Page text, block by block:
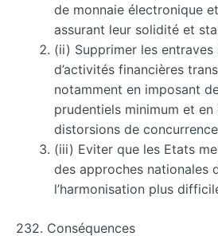
de monnaie électronique
assurant leur solidité et
(ii) Supprimer les entraves
d’activités financières
notamment en imposant
prudentiels minimum et
distorsions de
(iii) Eviter que les Etats
des approches nationales
l’harmonisation plus
232. Conséquences